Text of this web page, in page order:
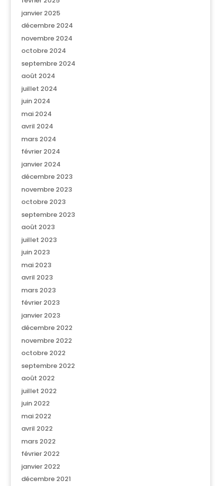
janvier 2025
décembre 2024
novembre 2024
octobre 2024
septembre 2024
août 2024
juillet 2024
juin 2024
mai 2024
avril 2024
mars 2024
février 2024
janvier 2024
décembre 2023
novembre 2023
octobre 2023
septembre 2023
août 2023
juillet 2023
juin 2023
mai 2023
avril 2023
mars 2023
février 2023
janvier 2023
décembre 2022
novembre 2022
octobre 2022
septembre 2022
août 2022
juillet 2022
juin 2022
mai 2022
avril 2022
mars 2022
février 2022
janvier 2022
décembre 2021